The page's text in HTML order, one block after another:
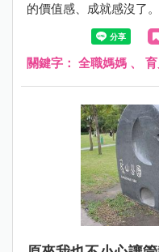
的價值感、成就感沒了
重要。連我最喜歡彈的
成了「灰大嬸」難免都
關鍵字： 全職媽媽 、